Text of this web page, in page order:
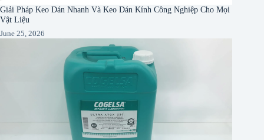
Giải Pháp Keo Dán Nhanh Và Keo Dán Kính Công Nghiệp Cho Mọi
Vật Liệu
June 25, 2026